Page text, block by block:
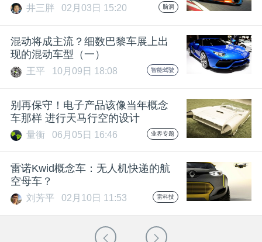
井三胖 02月03日 15:20 脑洞
混动将成主流？细数巴黎车展上出
现的混动车型（一）
王平 10月09日 18:08 智能驾驶
别再保守！电子产品该像当年概念
车那样 进行天马行空的设计
量衡 06月05日 16:46 业界专题
雷诺Kwid概念车：无人机快递的航
空母车？
刘芳平 02月10日 11:53 雷科技